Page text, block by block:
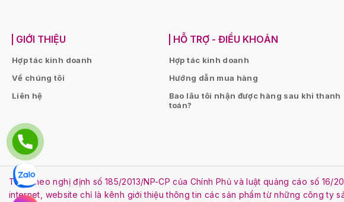
GIỚI THIỆU
Hợp tác kinh doanh
Về chúng tôi
Liên hệ
HỖ TRỢ - ĐIỀU KHOẢN
Hợp tác kinh doanh
Hướng dẫn mua hàng
Bao lâu tôi nhận được hàng sau khi thanh
toán?
Tuân theo nghị định số 185/2013/NP-CP của Chính Phủ và luật quảng cáo số
internet, website chỉ là kênh giới thiệu thông tin các sản phẩm từ những công ty